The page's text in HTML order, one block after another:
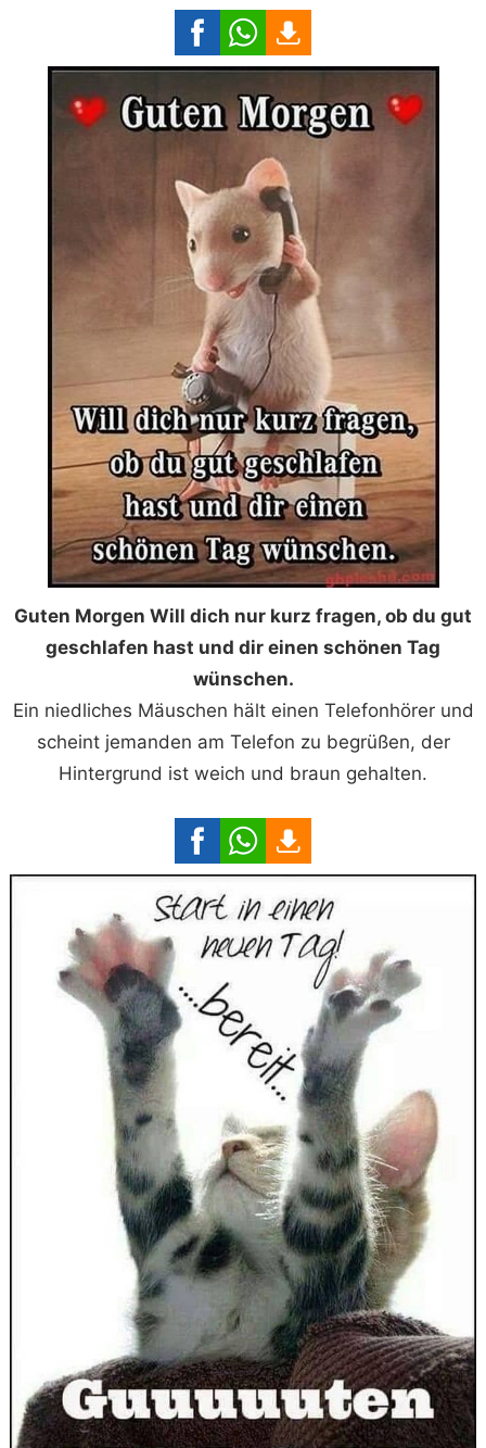
Guten Morgen Will dich nur kurz fragen, ob du gut
geschlafen hast und dir einen schönen Tag
wünschen.
Ein niedliches Mäuschen hält einen Telefonhörer und
scheint jemanden am Telefon zu begrüßen, der
Hintergrund ist weich und braun gehalten.